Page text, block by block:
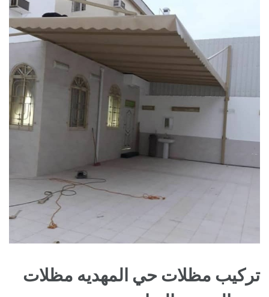
تركيب مظلات حي المهديه مظلات